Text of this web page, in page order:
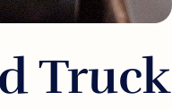
Truck